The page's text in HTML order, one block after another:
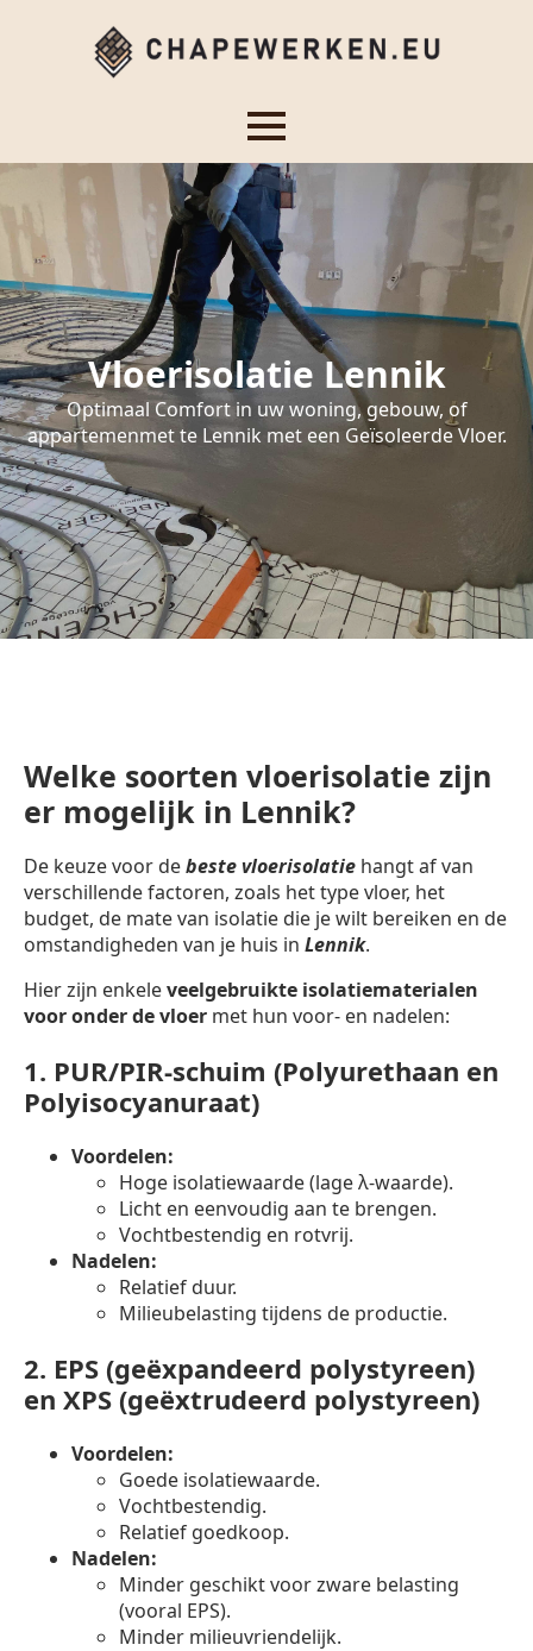
Vloerisolatie Lennik
Optimaal Comfort in uw woning, gebouw, of
appartemenmet te Lennik met een Geïsoleerde Vloer.
Welke soorten vloerisolatie zijn
er mogelijk in Lennik?
De keuze voor debeste vloerisolatie hangt af van
verschillende factoren, zoals het type vloer, het
budget, de mate van isolatie die je wilt bereiken en de
omstandigheden van je huis in Lennik.
Hier zijn enkeleveelgebruikte isolatiematerialen
voor onder de vloer met hun voor- en nadelen:
1. PUR/PIR-schuim (Polyurethaan en
Polyisocyanuraat)
Voordelen:
Hoge isolatiewaarde (lage λ-waarde).
Licht en eenvoudig aan te brengen.
Vochtbestendig en rotvrij.
Nadelen:
Relatief duur.
Milieubelasting tijdens de productie.
2. EPS (geëxpandeerd polystyreen)
en XPS (geëxtrudeerd polystyreen)
Voordelen:
Goede isolatiewaarde.
Vochtbestendig.
Relatief goedkoop.
Nadelen:
Minder geschikt voor zware belasting
(vooral EPS).
Minder milieuvriendelijk.